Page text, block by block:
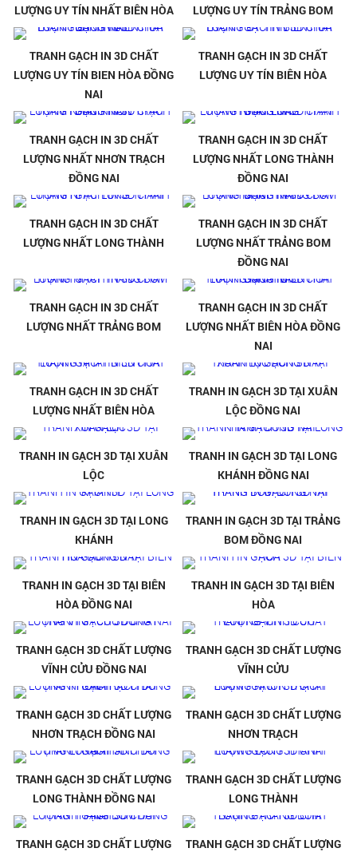
LƯỢNG UY TÍN NHẤT BIÊN HÒA
LƯỢNG UY TÍN TRẢNG BOM
TRANH GẠCH IN 3D CHẤT
LƯỢNG UY TÍN BIEN HÒA ĐỒNG
NAI
TRANH GẠCH IN 3D CHẤT
LƯỢNG UY TÍN BIÊN HÒA
TRANH GẠCH IN 3D CHẤT
LƯỢNG NHẤT NHƠN TRẠCH
ĐỒNG NAI
TRANH GẠCH IN 3D CHẤT
LƯỢNG NHẤT LONG THÀNH
ĐỒNG NAI
TRANH GẠCH IN 3D CHẤT
LƯỢNG NHẤT LONG THÀNH
TRANH GẠCH IN 3D CHẤT
LƯỢNG NHẤT TRẢNG BOM
ĐỒNG NAI
TRANH GẠCH IN 3D CHẤT
LƯỢNG NHẤT TRẢNG BOM
TRANH GẠCH IN 3D CHẤT
LƯỢNG NHẤT BIÊN HÒA ĐỒNG
NAI
TRANH GẠCH IN 3D CHẤT
LƯỢNG NHẤT BIÊN HÒA
TRANH IN GẠCH 3D TẠI XUÂN
LỘC ĐỒNG NAI
TRANH IN GẠCH 3D TẠI XUÂN
LỘC
TRANH IN GẠCH 3D TẠI LONG
KHÁNH ĐỒNG NAI
TRANH IN GẠCH 3D TẠI LONG
KHÁNH
TRANH IN GẠCH 3D TẠI TRẢNG
BOM ĐỒNG NAI
TRANH IN GẠCH 3D TẠI BIÊN
HÒA ĐỒNG NAI
TRANH IN GẠCH 3D TẠI BIÊN
HÒA
TRANH GẠCH 3D CHẤT LƯỢNG
VĨNH CỬU ĐỒNG NAI
TRANH GẠCH 3D CHẤT LƯỢNG
VĨNH CỬU
TRANH GẠCH 3D CHẤT LƯỢNG
NHƠN TRẠCH ĐỒNG NAI
TRANH GẠCH 3D CHẤT LƯỢNG
NHƠN TRẠCH
TRANH GẠCH 3D CHẤT LƯỢNG
LONG THÀNH ĐỒNG NAI
TRANH GẠCH 3D CHẤT LƯỢNG
LONG THÀNH
TRANH GẠCH 3D CHẤT LƯỢNG
TRANH GẠCH 3D CHẤT LƯỢNG